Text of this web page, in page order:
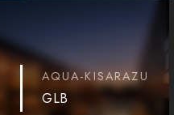
AQUA-KISARAZU
GLB